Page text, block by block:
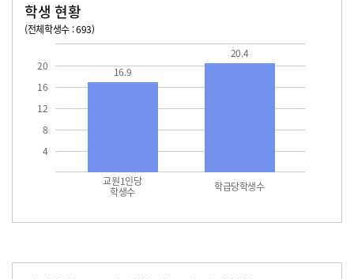
학생 현황
(전체학생수 : 693)
4
8
12
16
20
교원1인당
학생수 학급당학생수
16.9
20.4